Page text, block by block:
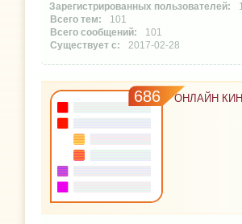
101
101
2017-02-28
686 ОНЛАЙН